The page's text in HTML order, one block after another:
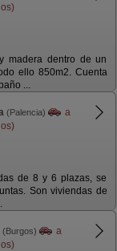
madera dentro de un
ello 850m2. Cuenta
...
(Palencia)
a
de 8 y 6 plazas, se
Son viviendas de
(Burgos)
a